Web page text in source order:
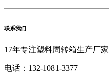
联系我们
17年专注塑料周转箱生产厂家
电话： 132-1081-3377